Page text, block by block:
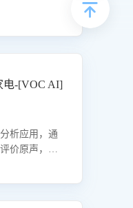
电-[VOC AI]
析应用，通
价原声，精
用户痛点驱